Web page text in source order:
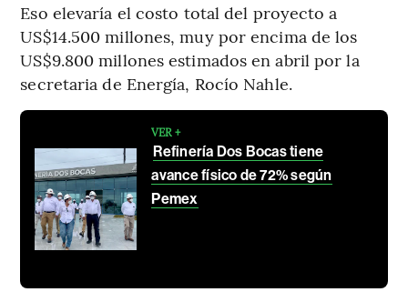
Eso elevaría el costo total del proyecto a
US$14.500 millones, muy por encima de los
US$9.800 millones estimados en abril por la
secretaria de Energía, Rocío Nahle.
VER +
Refinería Dos Bocas tiene
avance físico de 72% según
Pemex